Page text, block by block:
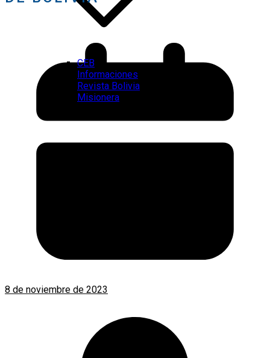
CEB
Informaciones
Revista Bolivia
Misionera
8 de noviembre de 2023